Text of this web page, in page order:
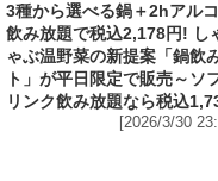
3種から選べる鍋＋2hアル
飲み放題で税込2,178円! し
ゃぶ温野菜の新提案「鍋飲
ト」が平日限定で販売～ソ
リンク飲み放題なら税込
[2026/3/30